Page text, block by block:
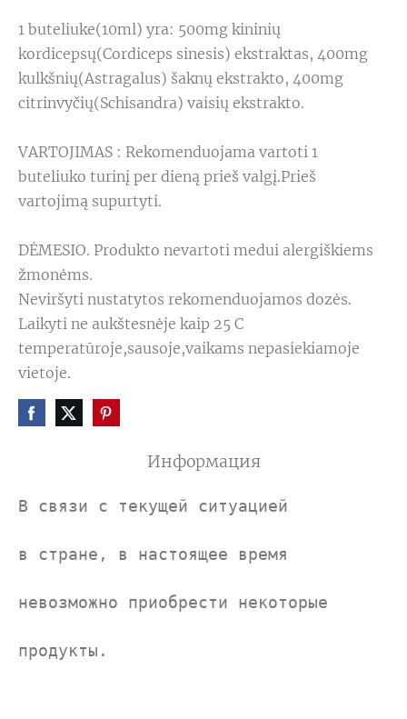
Информация
В связи с текущей ситуацией
в стране, в настоящее время
невозможно приобрести некоторые
продукты.
1 buteliuke(10ml) yra: 500mg kininių
kordicepsų(Cordiceps sinesis) ekstraktas, 400mg
kulkšnių(Astragalus) šaknų ekstrakto, 400mg
citrinvyčių(Schisandra) vaisių ekstrakto.
VARTOJIMAS : Rekomenduojama vartoti 1
buteliuko turinį per dieną prieš valgį.Prieš
vartojimą supurtyti.
DĖMESIO. Produkto nevartoti medui alergiškiems
žmonėms.
Neviršyti nustatytos rekomenduojamos dozės.
Laikyti ne aukštesnėje kaip 25 C
temperatūroje,sausoje,vaikams nepasiekiamoje
vietoje.